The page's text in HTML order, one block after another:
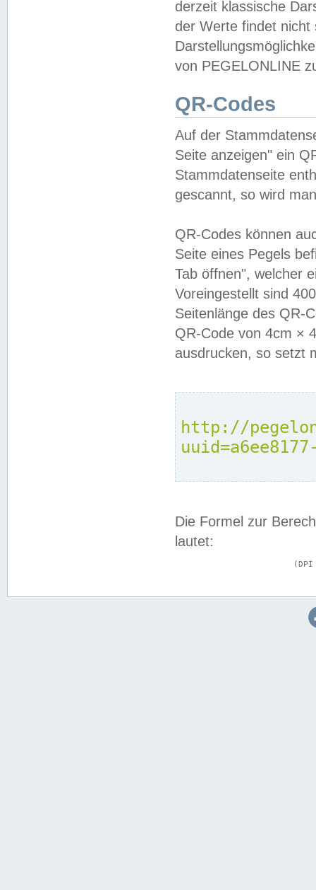
derzeit klassische
der Werte findet
von PEGELONLINE
QR-Codes
Auf der
Seite anzeigen" ein
Stammdatenseite
gescannt, so wird
QR-Codes können
Seite eines Pegels
Tab öffnen", welcher
Voreingestellt sind
Seitenlänge des QR-
QR-Code von 4cm ×
ausdrucken, so setzt
http://
Die Formel zur
lautet: